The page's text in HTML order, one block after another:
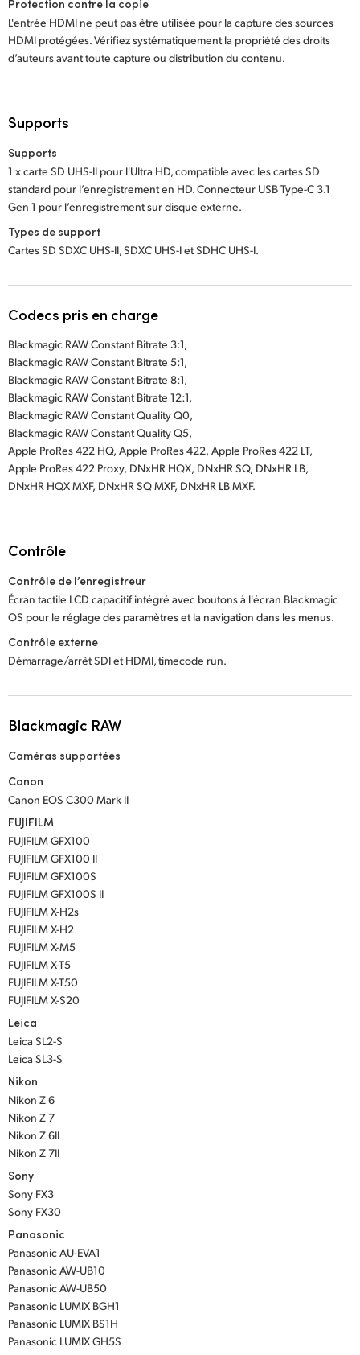
Protection contre la copie
L'entrée HDMI ne peut pas être utilisée pour la capture des sources
HDMI protégées. Vérifiez systématiquement la propriété des droits
d’auteurs avant toute capture ou distribution du contenu.
Supports
Supports
1 x carte SD UHS-II pour l'Ultra HD, compatible avec les cartes SD
standard pour l’enregistrement en HD. Connecteur USB Type-C 3.1
Gen 1 pour l’enregistrement sur disque externe.
Types de support
Cartes SD SDXC UHS-II, SDXC UHS-I et SDHC UHS-I.
Codecs pris en charge
Blackmagic RAW Constant Bitrate 3:1,
Blackmagic RAW Constant Bitrate 5:1,
Blackmagic RAW Constant Bitrate 8:1,
Blackmagic RAW Constant Bitrate 12:1,
Blackmagic RAW Constant Quality Q0,
Blackmagic RAW Constant Quality Q5,
Apple ProRes 422 HQ, Apple ProRes 422, Apple ProRes 422 LT,
Apple ProRes 422 Proxy, DNxHR HQX, DNxHR SQ, DNxHR LB,
DNxHR HQX MXF, DNxHR SQ MXF, DNxHR LB MXF.
Contrôle
Contrôle de l’enregistreur
Écran tactile LCD capacitif intégré avec boutons à l'écran Blackmagic
OS pour le réglage des paramètres et la navigation dans les menus.
Contrôle externe
Démarrage/arrêt SDI et HDMI, timecode run.
Blackmagic RAW
Caméras supportées
Canon
Canon EOS C300 Mark II
FUJIFILM
FUJIFILM GFX100
FUJIFILM GFX100 II
FUJIFILM GFX100S
FUJIFILM GFX100S II
FUJIFILM X-H2s
FUJIFILM X-H2
FUJIFILM X-M5
FUJIFILM X-T5
FUJIFILM X-T50
FUJIFILM X-S20
Leica
Leica SL2-S
Leica SL3-S
Nikon
Nikon Z 6
Nikon Z 7
Nikon Z 6II
Nikon Z 7II
Sony
Sony FX3
Sony FX30
Panasonic
Panasonic AU-EVA1
Panasonic AW-UB10
Panasonic AW-UB50
Panasonic LUMIX BGH1
Panasonic LUMIX BS1H
Panasonic LUMIX GH5S